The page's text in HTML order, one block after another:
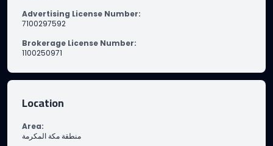
Advertising License Number:
7100297592
Brokerage License Number:
1100250971
Location
Area:
منطقة مكة المكرمة